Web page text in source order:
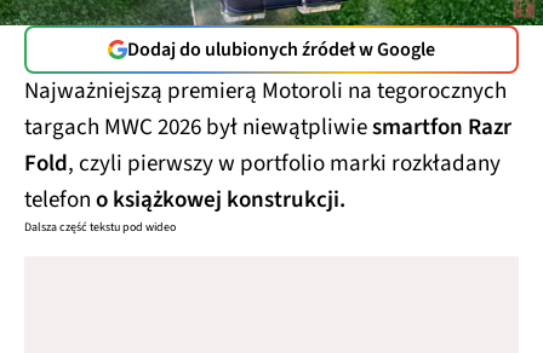
Dodaj do ulubionych źródeł w Google
Najważniejszą premierą Motoroli na tegorocznych
targach MWC 2026 był niewątpliwiesmartfon Razr
Fold, czyli pierwszy w portfolio marki rozkładany
telefono książkowej konstrukcji.
Dalsza część tekstu pod wideo